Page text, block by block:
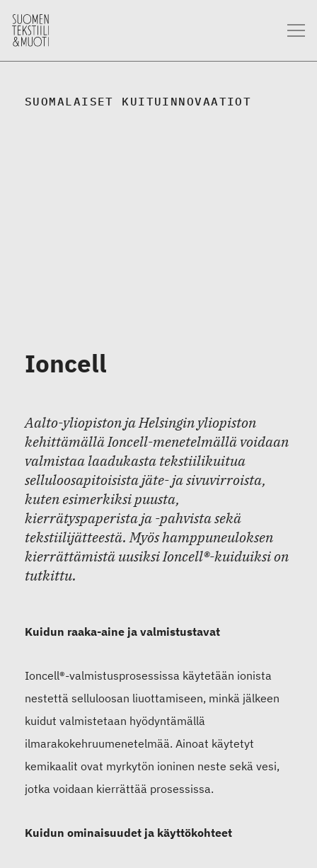
SUOMALAISET KUITUINNOVAATIOT
Ioncell
Aalto-yliopiston ja Helsingin yliopiston
kehittämällä Ioncell-menetelmällä voidaan
valmistaa laadukasta tekstiilikuitua
selluloosapitoisista jäte- ja sivuvirroista,
kuten esimerkiksi puusta,
kierrätyspaperista ja -pahvista sekä
tekstiilijätteestä. Myös hamppuneuloksen
kierrättämistä uusiksi Ioncell®-kuiduiksi on
tutkittu.
Kuidun raaka-aine ja valmistustavat
Ioncell®-valmistusprosessissa käytetään ionista
nestettä selluloosan liuottamiseen, minkä jälkeen
kuidut valmistetaan hyödyntämällä
ilmarakokehruumenetelmää. Ainoat käytetyt
kemikaalit ovat myrkytön ioninen neste sekä vesi,
jotka voidaan kierrättää prosessissa.
Kuidun ominaisuudet ja käyttökohteet